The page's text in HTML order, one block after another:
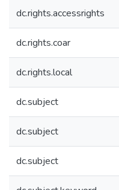
dc.rights.accessrights
dc.rights.coar
dc.rights.local
dc.subject
dc.subject
dc.subject